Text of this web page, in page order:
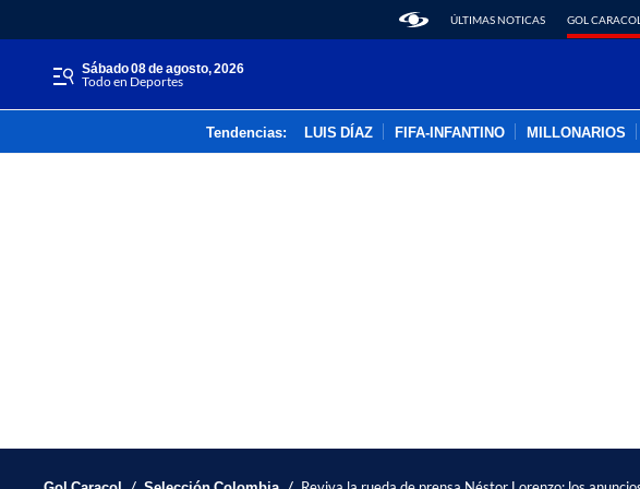
ÚLTIMAS NOTICAS GOL CARACOL
sábado 08 de agosto, 2026
Todo en Deportes
Tendencias: LUIS DÍAZ FIFA-INFANTINO MILLONARIOS